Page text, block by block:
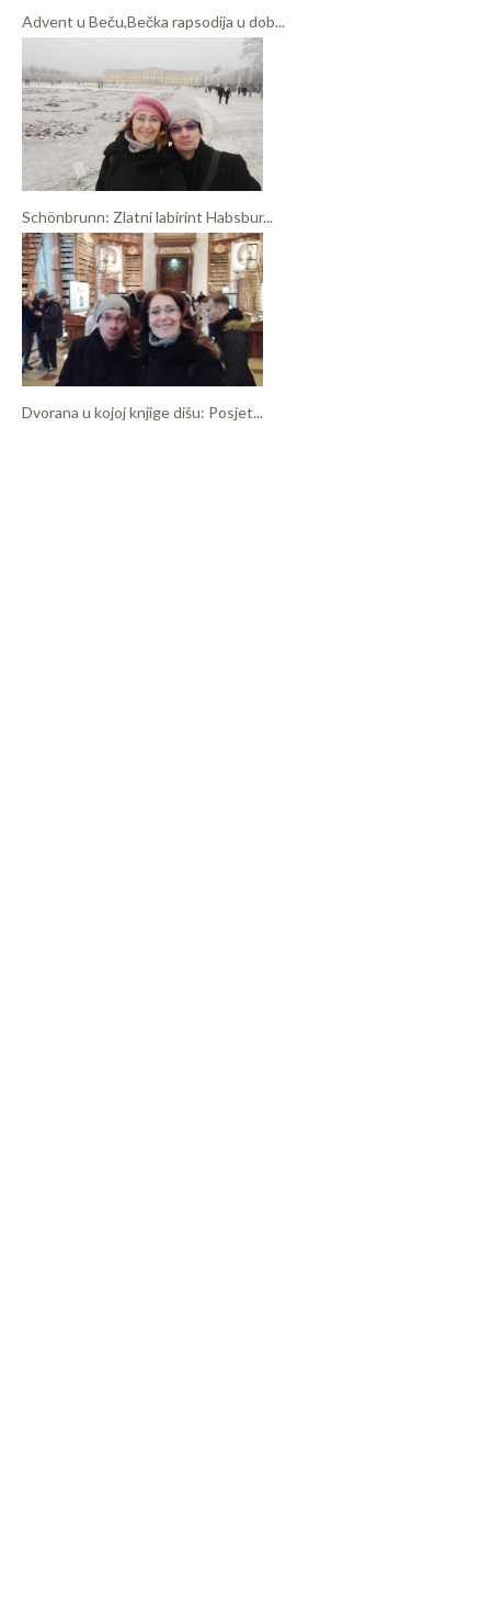
Advent u Beču,Bečka rapsodija u dob...
Schönbrunn: Zlatni labirint Habsbur...
Dvorana u kojoj knjige dišu: Posjet...